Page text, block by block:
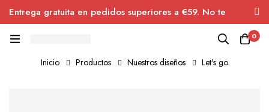
Entrega gratuita en pedidos superiores a €59. No te
pierdas el descuento.
0
Inicio Productos Nuestros diseños Let's go